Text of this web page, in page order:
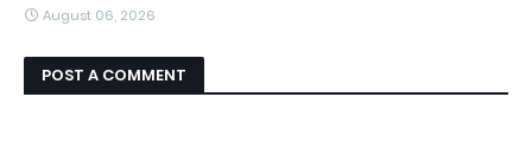
August 06, 2026
POST A COMMENT